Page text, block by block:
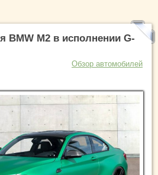
BMW M2 в исполнении G-
Обзор автомобилей